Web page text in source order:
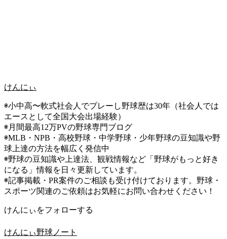
けんにぃ
◉小中高〜軟式社会人でプレーし野球歴は30年（社会人では
エースとして全国大会出場経験）
◉月間最高12万PVの野球専門ブログ
◉MLB・NPB・高校野球・中学野球・少年野球の豆知識や野
球上達の方法を幅広く発信中
◉野球の豆知識や上達法、観戦情報など「野球がもっと好き
になる」情報を日々更新しています。
◉記事掲載・PR案件のご相談も受け付けております。野球・
スポーツ関連のご依頼はお気軽にお問い合わせください！
けんにぃをフォローする
けんにぃ野球ノート